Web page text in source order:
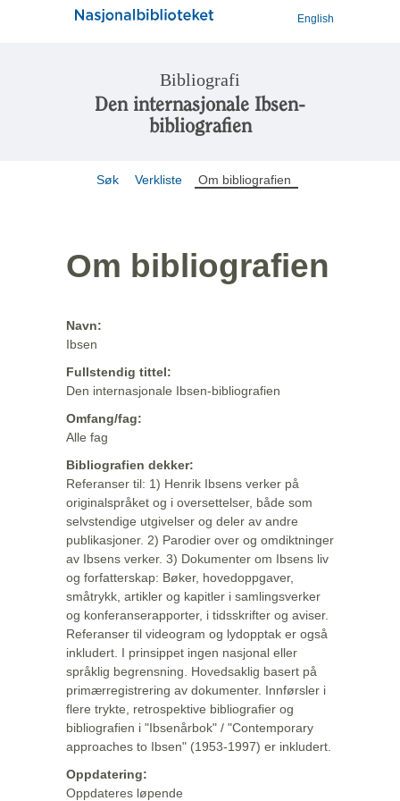
English
Bibliografi
Den internasjonale Ibsen-
bibliografien
Søk Verkliste Om bibliografien
Om bibliografien
Navn:
Ibsen
Fullstendig tittel:
Den internasjonale Ibsen-bibliografien
Omfang/fag:
Alle fag
Bibliografien dekker:
Referanser til: 1) Henrik Ibsens verker på
originalspråket og i oversettelser, både som
selvstendige utgivelser og deler av andre
publikasjoner. 2) Parodier over og omdiktninger
av Ibsens verker. 3) Dokumenter om Ibsens liv
og forfatterskap: Bøker, hovedoppgaver,
småtrykk, artikler og kapitler i samlingsverker
og konferanserapporter, i tidsskrifter og aviser.
Referanser til videogram og lydopptak er også
inkludert. I prinsippet ingen nasjonal eller
språklig begrensning. Hovedsaklig basert på
primærregistrering av dokumenter. Innførsler i
flere trykte, retrospektive bibliografier og
bibliografien i "Ibsenårbok" / "Contemporary
approaches to Ibsen" (1953-1997) er inkludert.
Oppdatering:
Oppdateres løpende